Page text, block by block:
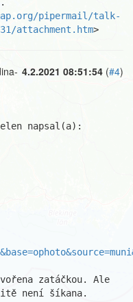
pipermail/talk-
attachment.htm>
4.2.2021 08:51:54 (#4)
zatáčkou. Ale
není šíkana.